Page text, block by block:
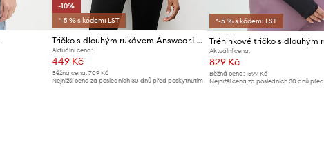
-10%
*-5 % s kódem: LST
Tričko s dlouhým rukávem Answear.LAB
Aktuální cena:
449 Kč
Běžná cena: 709 Kč
Nejnižší cena za posledních 30 dnů před poskytnutím
*-5 % s kódem: LST
Aktuální cena:
829 Kč
Běžná cena: 1599 Kč
Nejnižší cena za posledních 30 dnů